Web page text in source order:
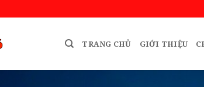
TRANG CHỦ GIỚI THIỆU